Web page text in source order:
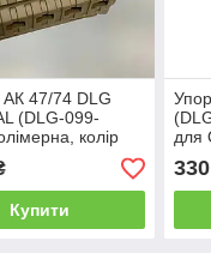
АК 47/74 DLG
(DLG-099-
колір
планки picatinny з
M-LOK
Купити
для
330